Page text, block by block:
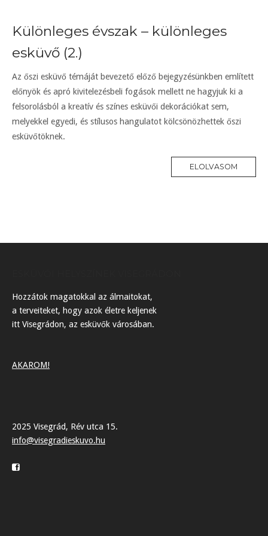
Különleges évszak – különleges
esküvő (2.)
Az őszi esküvő témáját bevezető előző bejegyzésünkben említett
előnyök és apró kivitelezésbeli fogások mellett ne hagyjuk ki a
felsorolásból a kreatív és színes esküvői dekorációkat sem,
melyekkel egyedi, és stílusos hangulatot kölcsönözhettek őszi
esküvőtöknek.
ELOLVASOM
Hozzátok magatokkal az álmaitokat,
a terveiteket, hogy azok életre keljenek
itt Visegrádon, az esküvők városában.
AKAROM!
2025 Visegrád, Rév utca 15.
info@visegradieskuvo.hu